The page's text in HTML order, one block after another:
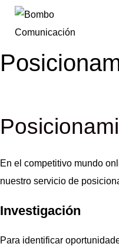
Saltar
En el competitivo mundo
nuestro servicio de
Investigación
Para identificar